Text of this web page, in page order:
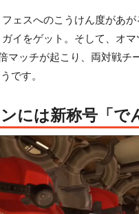
ェスへのこうけん度があ
イをゲット。そして、オ
マッチが起こり、両対戦チ
です。
には新称号「で